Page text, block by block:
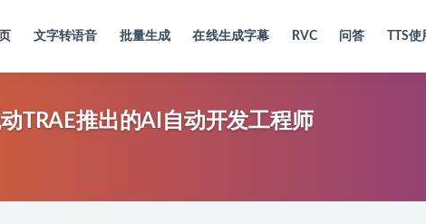
文字转语音 批量生成 在线生成字幕 RVC 问答 TTS使
TRAE推出的AI自动开发工程师